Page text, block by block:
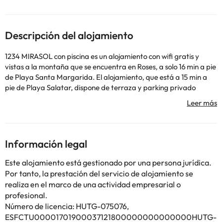
Descripción del alojamiento
1234 MIRASOL con piscina es un alojamiento con wifi gratis y
vistas a la montaña que se encuentra en Roses, a solo 16 min a pie
de Playa Santa Margarida. El alojamiento, que está a 15 min a
pie de Playa Salatar, dispone de terraza y parking privado
dormitorios, una sala de estar, una cocina totalmente equipada
de cama por un suplemento. Museo Dalí está a 18 km del
alojamiento, y Campo de golf Peralada está a 21 km. El
aeropuerto (Aeropuerto de Girona - Costa Brava) está a 68 km.
Informa a con antelación de tu hora prevista de llegada. Para
ello, puedes utilizar el apartado de peticiones especiales al hacer
la reserva o ponerte en contacto directamente con el
alojamiento. Los datos de contacto aparecen en la confirmación
de la reserva. En este alojamiento no se pueden celebrar
Información legal
Este alojamiento está gestionado por una persona jurídica.
Por tanto, la prestación del servicio de alojamiento se
realiza en el marco de una actividad empresarial o
profesional.
Número de licencia: HUTG-075076,
ESFCTU00001701900037121800000000000000HUTG-